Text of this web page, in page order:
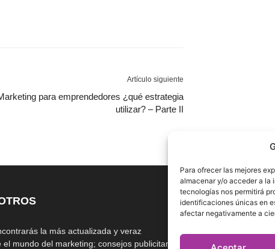
Para ofrecer las mejores
almacenar y/o acceder a la
tecnologías nos permitirá
identificaciones únicas en
afectar negativamente a
Artículo siguiente
para emprendedores ¿qué estrategia
utilizar? – Parte II
la más actualizada y veraz
mundo del marketing; consejos publicitarios,
SÍGUENOS